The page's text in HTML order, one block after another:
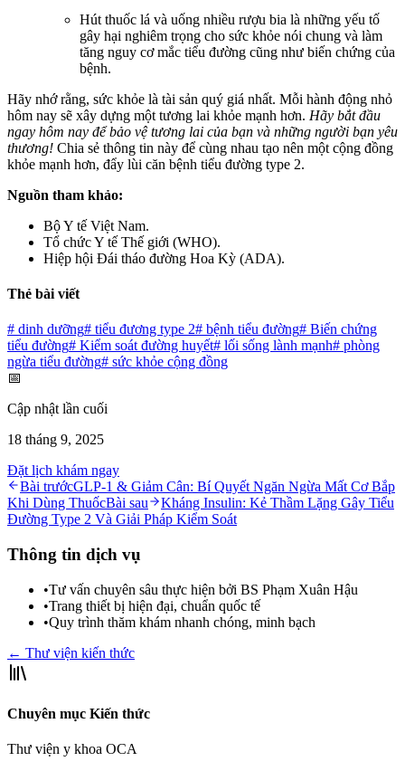
Hút thuốc lá và uống nhiều rượu bia là những yếu tố
gây hại nghiêm trọng cho sức khỏe nói chung và làm
tăng nguy cơ mắc tiểu đường cũng như biến chứng của
bệnh.
Hãy nhớ rằng, sức khỏe là tài sản quý giá nhất. Mỗi hành động nhỏ
hôm nay sẽ xây dựng một tương lai khỏe mạnh hơn. Hãy bắt đầu
ngay hôm nay để bảo vệ tương lai của bạn và những người bạn yêu
thương! Chia sẻ thông tin này để cùng nhau tạo nên một cộng đồng
khỏe mạnh hơn, đẩy lùi căn bệnh tiểu đường type 2.
Nguồn tham khảo:
Bộ Y tế Việt Nam.
Tổ chức Y tế Thế giới (WHO).
Hiệp hội Đái tháo đường Hoa Kỳ (ADA).
Thẻ bài viết
# dinh dưỡng# tiểu đương type 2# bệnh tiểu đường# Biến chứng
tiểu đường# Kiểm soát đường huyết# lối sống lành mạnh# phòng
ngừa tiểu đường# sức khỏe cộng đồng
📅
Cập nhật lần cuối
18 tháng 9, 2025
Đặt lịch khám ngay
Bài trướcGLP-1 & Giảm Cân: Bí Quyết Ngăn Ngừa Mất Cơ Bắp
Khi Dùng ThuốcBài sau
Kháng Insulin: Kẻ Thầm Lặng Gây Tiểu
Đường Type 2 Và Giải Pháp Kiểm Soát
Thông tin dịch vụ
•Tư vấn chuyên sâu thực hiện bởi BS Phạm Xuân Hậu
•Trang thiết bị hiện đại, chuẩn quốc tế
•Quy trình thăm khám nhanh chóng, minh bạch
← Thư viện kiến thức
Chuyên mục Kiến thức
Thư viện y khoa OCA